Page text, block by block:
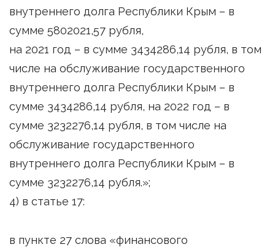
внутреннего долга Республики Крым – в
сумме 5802021,57 рубля,
на 2021 год – в сумме 3434286,14 рубля, в том
числе на обслуживание государственного
внутреннего долга Республики Крым – в
сумме 3434286,14 рубля, на 2022 год – в
сумме 3232276,14 рубля, в том числе на
обслуживание государственного
внутреннего долга Республики Крым – в
сумме 3232276,14 рубля.»;
4) в статье 17:
в пункте 27 слова «финансового